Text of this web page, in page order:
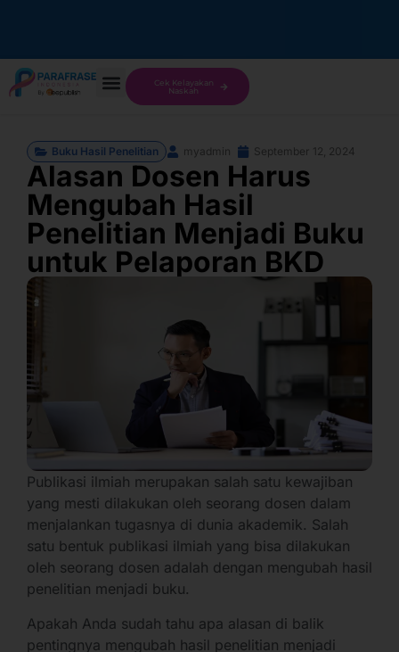
Cek Kelayakan
Naskah
Buku Hasil Penelitian myadmin September 12, 2024
Alasan Dosen Harus
Mengubah Hasil
Penelitian Menjadi Buku
untuk Pelaporan BKD
Publikasi ilmiah merupakan salah satu kewajiban
yang mesti dilakukan oleh seorang dosen dalam
menjalankan tugasnya di dunia akademik. Salah
satu bentuk publikasi ilmiah yang bisa dilakukan
oleh seorang dosen adalah dengan mengubah hasil
penelitian menjadi buku.
Apakah Anda sudah tahu apa alasan di balik
pentingnya mengubah hasil penelitian menjadi